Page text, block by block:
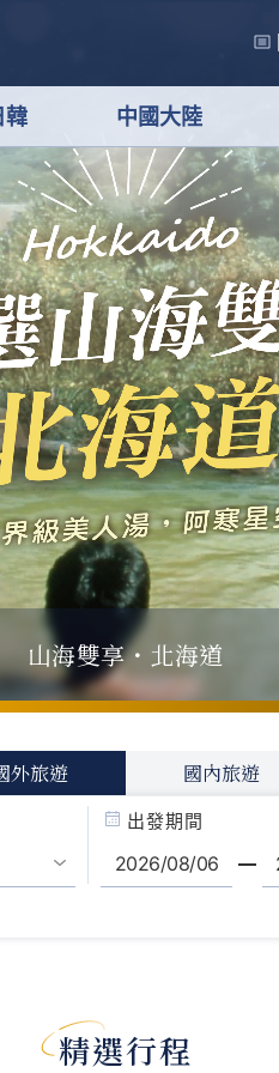
韓 中國大陸
山海雙享・北海道
外旅遊 國內旅遊
出發期間
精選行程